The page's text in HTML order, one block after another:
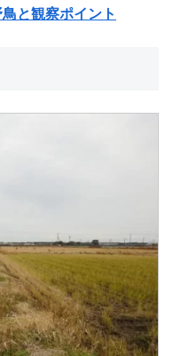
と観察ポイント